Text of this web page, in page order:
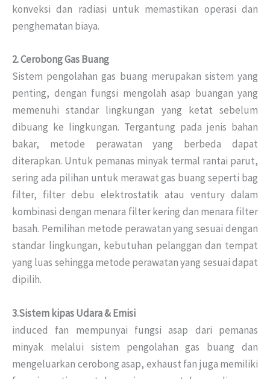
konveksi dan radiasi untuk memastikan operasi dan
penghematan biaya.
2. Cerobong Gas Buang
Sistem pengolahan gas buang merupakan sistem yang
penting, dengan fungsi mengolah asap buangan yang
memenuhi standar lingkungan yang ketat sebelum
dibuang ke lingkungan. Tergantung pada jenis bahan
bakar, metode perawatan yang berbeda dapat
diterapkan. Untuk pemanas minyak termal rantai parut,
sering ada pilihan untuk merawat gas buang seperti bag
filter, filter debu elektrostatik atau ventury dalam
kombinasi dengan menara filter kering dan menara filter
basah. Pemilihan metode perawatan yang sesuai dengan
standar lingkungan, kebutuhan pelanggan dan tempat
yang luas sehingga metode perawatan yang sesuai dapat
dipilih.
3.Sistem kipas Udara & Emisi
induced fan mempunyai fungsi asap dari pemanas
minyak melalui sistem pengolahan gas buang dan
mengeluarkan cerobong asap, exhaust fan juga memiliki